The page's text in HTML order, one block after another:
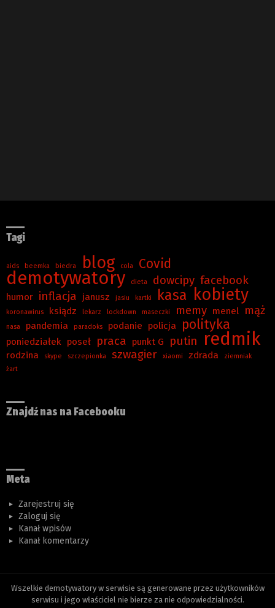
Tagi
aids beemka biedra blog cola Covid
demotywatory dieta dowcipy facebook
humor inflacja janusz jasiu kartki kasa kobiety
koronawirus ksiądz lekarz lockdown maseczki memy menel mąż
nasa pandemia paradoks podanie policja polityka
poniedziałek poseł praca punkt G putin redmik
rodzina skype szczepionka szwagier xiaomi zdrada
ziemniak
żart
Znajdź nas na Facebooku
Meta
Zarejestruj się
Zaloguj się
Kanał wpisów
Kanał komentarzy
Wszelkie demotywatory w serwisie są generowane przez użytkowników
serwisu i jego właściciel nie bierze za nie odpowiedzialności.